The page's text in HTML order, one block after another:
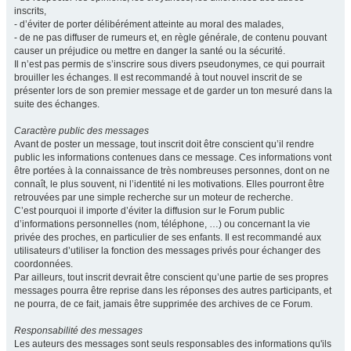
inscrits,
- d’éviter de porter délibérément atteinte au moral des malades,
- de ne pas diffuser de rumeurs et, en règle générale, de contenu pouvant
causer un préjudice ou mettre en danger la santé ou la sécurité.
Il n’est pas permis de s’inscrire sous divers pseudonymes, ce qui pourrait
brouiller les échanges. Il est recommandé à tout nouvel inscrit de se
présenter lors de son premier message et de garder un ton mesuré dans la
suite des échanges.
Caractère public des messages
Avant de poster un message, tout inscrit doit être conscient qu’il rendre
public les informations contenues dans ce message. Ces informations vont
être portées à la connaissance de très nombreuses personnes, dont on ne
connaît, le plus souvent, ni l’identité ni les motivations. Elles pourront être
retrouvées par une simple recherche sur un moteur de recherche.
C’est pourquoi il importe d’éviter la diffusion sur le Forum public
d’informations personnelles (nom, téléphone, …) ou concernant la vie
privée des proches, en particulier de ses enfants. Il est recommandé aux
utilisateurs d’utiliser la fonction des messages privés pour échanger des
coordonnées.
Par ailleurs, tout inscrit devrait être conscient qu’une partie de ses propres
messages pourra être reprise dans les réponses des autres participants, et
ne pourra, de ce fait, jamais être supprimée des archives de ce Forum.
Responsabilité des messages
Les auteurs des messages sont seuls responsables des informations qu'ils